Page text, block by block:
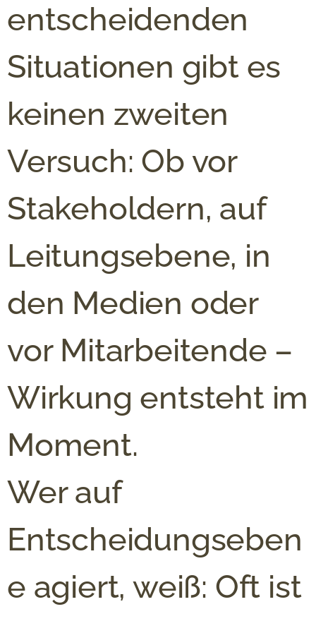
entscheidenden
Situationen gibt es
keinen zweiten
Versuch: Ob vor
Stakeholdern, auf
Leitungsebene, in
den Medien oder
vor Mitarbeitende –
Wirkung entsteht im
Moment.
Wer auf
Entscheidungseben
e agiert, weiß: Oft ist